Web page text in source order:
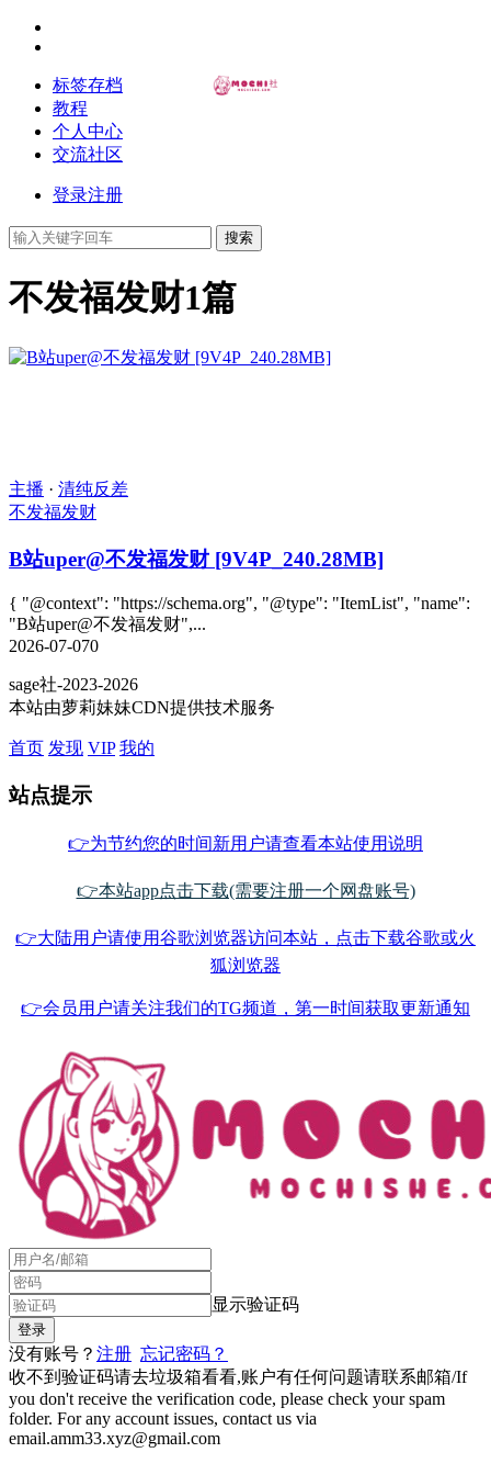
标签存档
教程
个人中心
交流社区
登录注册
搜索
不发福发财1篇
主播 · 清纯反差
不发福发财
B站uper@不发福发财 [9V4P_240.28MB]
{ "@context": "https://schema.org", "@type": "ItemList", "name":
"B站uper@不发福发财",...
2026-07-070
sage社-2023-2026
本站由萝莉妹妹CDN提供技术服务
首页 发现 VIP 我的
站点提示
👉为节约您的时间新用户请查看本站使用说明
👉本站app点击下载(需要注册一个网盘账号)
👉大陆用户请使用谷歌浏览器访问本站，点击下载谷歌或火
狐浏览器
👉会员用户请关注我们的TG频道，第一时间获取更新通知
显示验证码
没有账号？ 注册 忘记密码？
收不到验证码请去垃圾箱看看,账户有任何问题请联系邮箱/If
you don't receive the verification code, please check your spam
folder. For any account issues, contact us via
email.amm33.xyz@gmail.com